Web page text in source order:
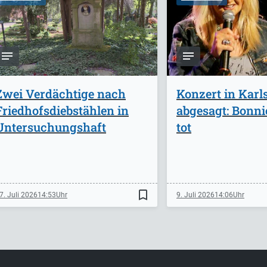
Verdächtige nach
in
Juli 202614:53 bookmark_border
Konzert in
abgesagt:
tot
9. Juli 202614:06